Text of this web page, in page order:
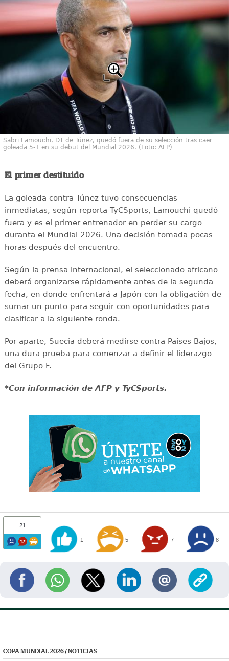
Sabri Lamouchi, DT de Túnez, quedó fuera de su selección tras caer
goleada 5-1 en su debut del Mundial 2026. (Foto: AFP)
El primer destituido
La goleada contra Túnez tuvo consecuencias
inmediatas, según reporta TyCSports, Lamouchi quedó
fuera y es el primer entrenador en perder su cargo
duranta el Mundial 2026. Una decisión tomada pocas
horas después del encuentro.
Según la prensa internacional, el seleccionado africano
deberá organizarse rápidamente antes de la segunda
fecha, en donde enfrentará a Japón con la obligación de
sumar un punto para seguir con oportunidades para
clasificar a la siguiente ronda.
Por aparte, Suecia deberá medirse contra Países Bajos,
una dura prueba para comenzar a definir el liderazgo
del Grupo F.
*Con información de AFP y TyCSports.
21
1 5 7 8
COPA MUNDIAL 2026/NOTICIAS